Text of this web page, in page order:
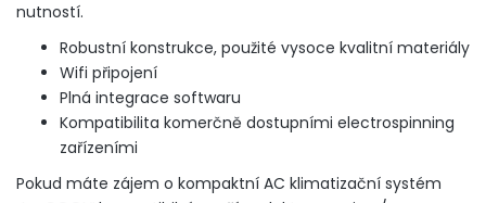
nutností.
Robustní konstrukce, použité vysoce kvalitní materiály
Wifi připojení
Plná integrace softwaru
Kompatibilita komerčně dostupními electrospinning
zařízeními
Pokud máte zájem o kompaktní AC klimatizační systém